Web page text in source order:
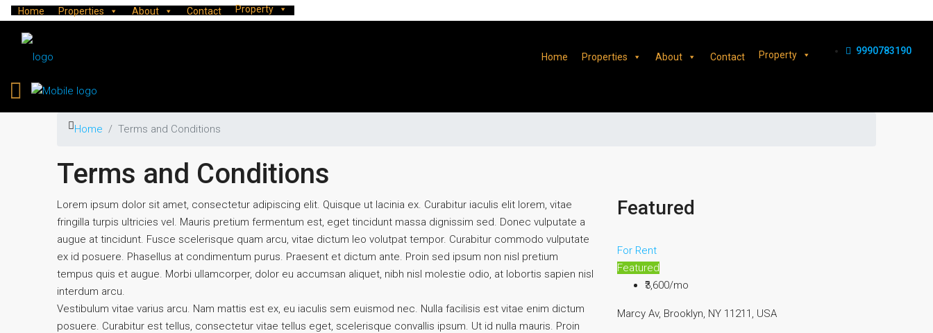
Home Properties Property
About Contact
Home Properties Property
About Contact
9990783190
Home Terms and Conditions
Terms and Conditions
Lorem ipsum dolor sit amet, consectetur adipiscing elit. Quisque ut lacinia ex. Curabitur iaculis elit lorem, vitae
fringilla turpis ultricies vel. Mauris pretium fermentum est, eget tincidunt massa dignissim sed. Donec vulputate a
augue at tincidunt. Fusce scelerisque quam arcu, vitae dictum leo volutpat tempor. Curabitur commodo vulputate
ex id posuere. Phasellus at condimentum purus. Praesent et dictum ante. Proin sed ipsum non nisl pretium
tempus quis et augue. Morbi ullamcorper, dolor eu accumsan aliquet, nibh nisl molestie odio, at lobortis sapien nisl
interdum arcu.
Vestibulum vitae varius arcu. Nam mattis est ex, eu iaculis sem euismod nec. Nulla facilisis est vitae enim dictum
posuere. Curabitur est tellus, consectetur vitae tellus eget, scelerisque convallis ipsum. Ut id nulla mauris. Proin
Featured
For Rent
Featured
₹3,600/mo
Marcy Av, Brooklyn, NY 11211, USA